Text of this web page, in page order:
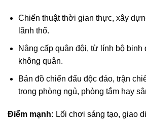
Chiến thuật thời gian thực, xây
lãnh thổ.
Nâng cấp quân đội, từ lính bộ binh
không quân.
Bản đồ chiến đấu độc đáo, trận
trong phòng ngủ, phòng tắm hay
Điểm mạnh: Lối chơi sáng tạo, giao